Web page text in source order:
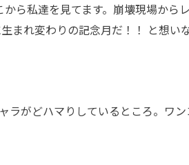
ら私達を見てます。崩壊現場から
まれ変わりの記念月だ！！ と想い
ラがどハマりしているところ。ワン